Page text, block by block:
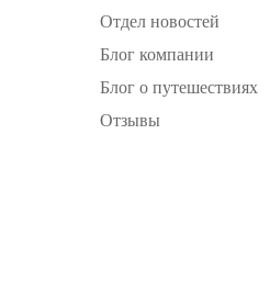
Отдел новостей
Блог компании
Блог о путешествиях
Отзывы